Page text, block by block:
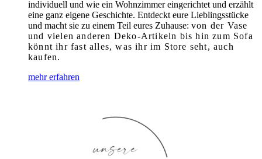
individuell und wie ein Wohnzimmer eingerichtet und erzählt
eine ganz eigene Geschichte. Entdeckt eure Lieblingsstücke
und macht sie zu einem Teil eures Zuhause: von der Vase
und vielen anderen Deko-Artikeln bis hin zum Sofa
könnt ihr fast alles, was ihr im Store seht, auch
kaufen.
mehr erfahren